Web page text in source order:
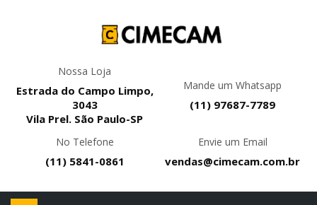
Nossa Loja
Estrada do Campo Limpo,
3043
Vila Prel. São Paulo-SP
Mande um Whatsapp
(11) 97687-7789
No Telefone
(11) 5841-0861
Envie um Email
vendas@cimecam.com.br